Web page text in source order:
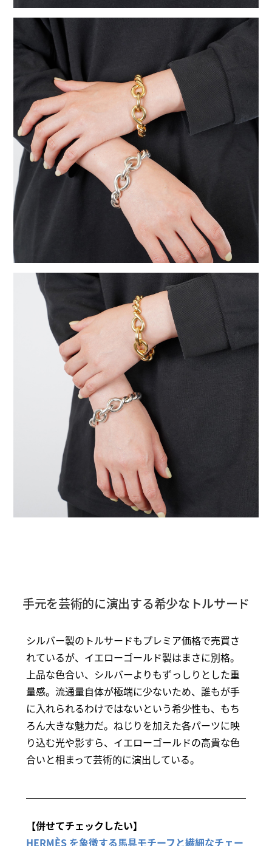
手元を芸術的に演出する希少なトルサード
シルバー製のトルサードもプレミア価格で売買さ
れているが、イエローゴールド製はまさに別格。
上品な色合い、シルバーよりもずっしりとした重
量感。流通量自体が極端に少ないため、誰もが手
に入れられるわけではないという希少性も、もち
ろん大きな魅力だ。ねじりを加えた各パーツに映
り込む光や影すら、イエローゴールドの高貴な色
合いと相まって芸術的に演出している。
【併せてチェックしたい】
HERMÈS を象徴する馬具モチーフと繊細なチェー